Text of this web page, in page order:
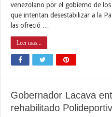
venezolano por el gobierno de
que intentan desestabilizar a la
las ofreció …
Leer mas...
Gobernador Lacava
rehabilitado